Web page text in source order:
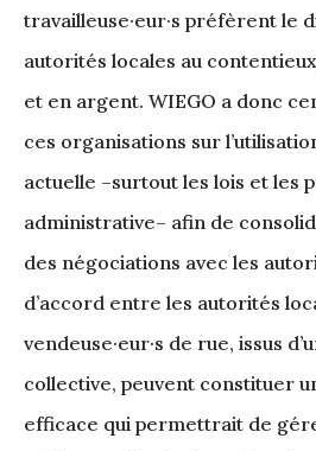
travailleuse·eur·s préfèrent le
autorités locales au
et en argent. WIEGO a donc
ces organisations sur
actuelle –surtout les lois et les
administrative– afin de
des négociations avec les
d’accord entre les autorités
vendeuse·eur·s de rue, issus
collective, peuvent constituer
efficace qui permettrait de